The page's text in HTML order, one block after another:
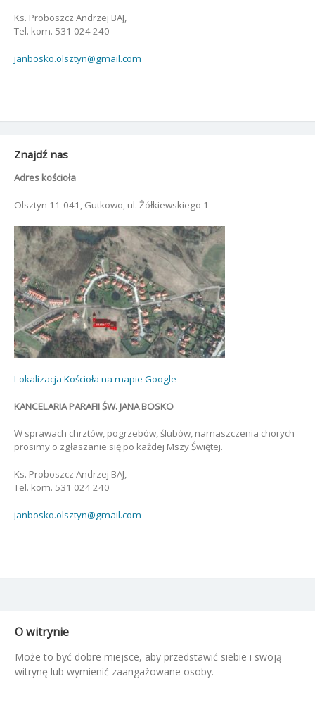
Ks. Proboszcz Andrzej BAJ,
Tel. kom. 531 024 240
janbosko.olsztyn@gmail.com
Znajdź nas
Adres kościoła
Olsztyn 11-041, Gutkowo, ul. Żółkiewskiego 1
Lokalizacja Kościoła na mapie Google
KANCELARIA PARAFII ŚW. JANA BOSKO
W sprawach chrztów, pogrzebów, ślubów, namaszczenia chorych
prosimy o zgłaszanie się po każdej Mszy Świętej.
Ks. Proboszcz Andrzej BAJ,
Tel. kom. 531 024 240
janbosko.olsztyn@gmail.com
O witrynie
Może to być dobre miejsce, aby przedstawić siebie i swoją
witrynę lub wymienić zaangażowane osoby.